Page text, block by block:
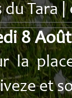
Tara
8
la
et